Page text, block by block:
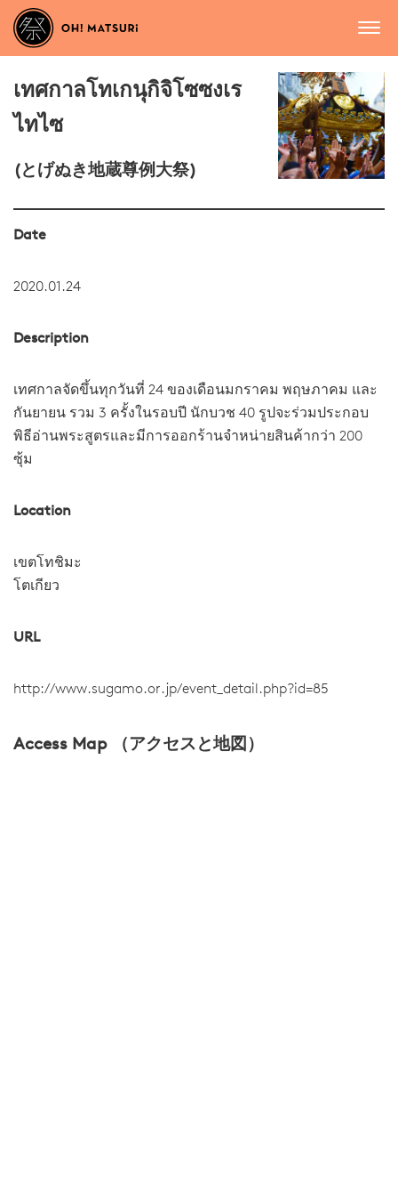
เทศกาลโทเกนุกิจิโซซงเร
ไทไซ
(とげぬき地蔵尊例大祭)
Date
2020.01.24
Description
เทศกาลจัดขึ้นทุกวันที่ 24 ของเดือนมกราคม พฤษภาคม และ
กันยายน รวม 3 ครั้งในรอบปี นักบวช 40 รูปจะร่วมประกอบ
พิธีอ่านพระสูตรและมีการออกร้านจำหน่ายสินค้ากว่า 200
ซุ้ม
Location
เขตโทชิมะ
โตเกียว
URL
http://www.sugamo.or.jp/event_detail.php?id=85
Access Map （アクセスと地図）